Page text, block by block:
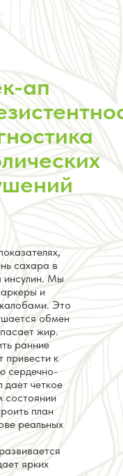
ап
сахара в
инсулин. Мы
и
Это
обмен
жир.
ранние
привести к
сердечно-
дает четкое
состоянии
план
реальных
ярких